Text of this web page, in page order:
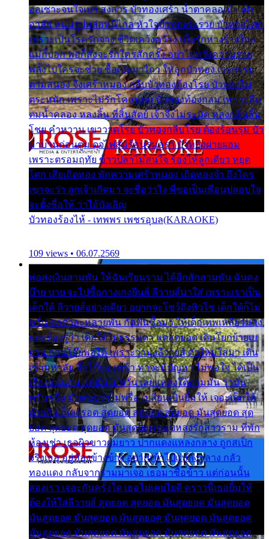
ออเซาะจนใจเบา สงสาร บัวทองเศร้า น้ำตาคลอเบ้า เฝ้า
อาลัย หนุ่มรูปหล่อหนีไกล หัวใจบัวทองระรวย บัวทองโศก
เพราะเป็นโรครักจาง ชีวิตเคว้งคว้าง เมื่อรักห่างร้างไกล
แม่ก็บอก พ่อก็สั่งจะรักใครสักครั้ง อย่าไปหวังความรวย
พลั้งไปใครจะช่วย ซื้อเปลมาไกว ให้ลูกบัวทอง เวรกรรม
ตามสนอง จึงเศร้าหมอง กลีบบัวทองต้องโรย บัวทองไม่
ตระหนัก เพราะไม่รักโคลนตม บัวทองท้องกลม เพราะลืม
ตมน้ำคลอง หลงลิ้น ที่สิ้นสัตย์ เจ้าจึงไม่ระมัด หลงกลิ่นลิ้น
โชย คำหวาน เขาวาดโรย บัวทองกลีบโรย ต้องร้อนรุม บัว
มาบานก่อนตูม ดุจไฟสุมร้อนรุมอุรา บัวทองผ่ายผอม
เพราะตรอมฤทัย ข้าวปลาไม่สนใจ ร้องไห้ลูกเดียว หยุด
โศก เสียเถิดทอง พักความเศร้าหมอง เถิดทองจ๋า ถึงใคร
เขาจะว่า ลูกเจ้าเกิดมา จะชื่อว่าไง พี่ขอเป็นเพื่อนปลอบใจ
จะตั้งชื่อให้ ว่าไอ้บังเอิญ
บัวทองร้องไห้ - เทพพร เพชรอุบล(KARAOKE)
109 views • 06.07.2569
พ่อส่งเงินสามพัน ให้ฉันเรียนราม ได้อีกสักสามพัน ฉันคง
บ๊าย บาย จะไปซื้อกางเกงยีนส์ ลีวายส์มาใส่ เพราะเราเป็น
เด็กใต้ ลีวายส์อย่างเดียว อยากจะโชว์ถึงหิวโซ เด็กใต้ก็ไม่
หวั่น ตกตัวละหลายพัน กัดฟันซื้อมา ให้เด็กเทพเหลียวมอง
และต้องรู้ว่า เด็กใต้ไม่ธรรมดา แต่สุดยอด เดินโยกย้ายเย
ยวน กวนโอ๊ยพอได้ เพราะว่านุ่งลีวายส์ ตัวใหม่ใส่มา เดิน
เข้ามหาลัย จิ๊กโก๊มองหน้า ท่าจะมีปัญหา ไม่พอใจ ได้เป็น
เรื่องแน่นอน แต่ฉันไม่หวั่น เลยแหลงใต้ถามมัน ว่ามัน
พรั่นพรือ มันตอบว่าไม่พรื่อ เปลี่ยนเป็นยิ้มให้ เจอะเด็กใต้
ด้วยกัน ก็เลยรอด สุดยอด สุดยอด สุดยอด มันสุดยอด สุด
ยอด สุดยอด สุดยอด มันสุดยอด แอบหลงรักสาวราม ที่พัก
ห้องเช่า เธอผิวขาวผมยาว ปากแดงแหลงกลาง ถูกสเป็ก
จริงเธอ อยู่ห้องข้างข้าง อยากเข้าไปแหลงกลาง กลัว
ทองแดง กลับจากรามมาเจอ เธอมาซื้อข้าว แต่ก่อนนั้น
สองเรา เจอะกันครั้งใด เธอไม่เคยไยดี คราวนี้เธอยิ้มให้
ต้องให้ใส่ลีวายส์ สุดยอด สุดยอด มันสุดยอด มันสุดยอด
มันสุดยอด มันสุดยอด มันสุดยอด มันสุดยอด มันสุดยอด
มันสุดยอด มันสุดยอด มันสุดยอด มันสุดยอด มันสุดยอด